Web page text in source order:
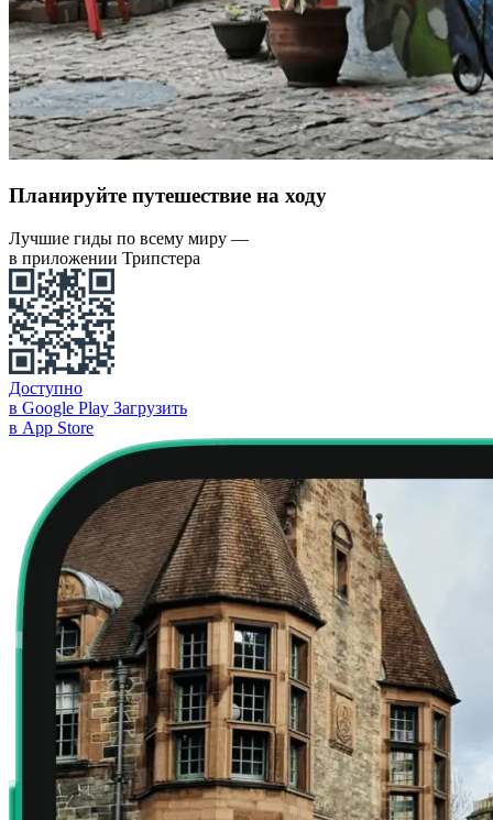
Планируйте путешествие на ходу
Лучшие гиды по всему миру —
в приложении Трипстера
Доступно
в Google Play Загрузить
в App Store